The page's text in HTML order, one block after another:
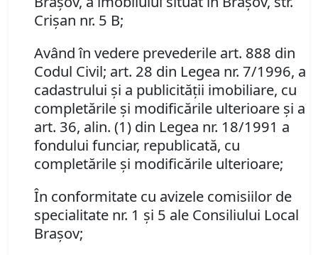
Crişan nr. 5 B;
Având în vedere prevederile art. 888 din
Codul Civil; art. 28 din Legea nr. 7/1996, a
cadastrului şi a publicităţii imobiliare, cu
completările şi modificările ulterioare şi a
art. 36, alin. (1) din Legea nr. 18/1991 a
fondului funciar, republicată, cu
completările şi modificările ulterioare;
În conformitate cu avizele comisiilor de
specialitate nr. 1 şi 5 ale Consiliului Local
Braşov;